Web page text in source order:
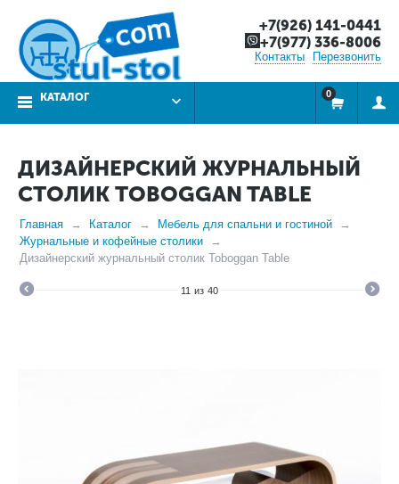
+7(926) 141-0441
+7(977) 336-8006
Контакты Перезвонить
КАТАЛОГ 0
ДИЗАЙНЕРСКИЙ ЖУРНАЛЬНЫЙ
СТОЛИК TOBOGGAN TABLE
Главная Каталог
Мебель для спальни и гостиной
Журнальные и кофейные столики
Дизайнерский журнальный столик Toboggan Table
11 из 40